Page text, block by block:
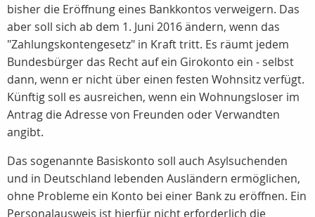
bisher die Eröffnung eines Bankkontos verweigern. Das
aber soll sich ab dem 1. Juni 2016 ändern, wenn das
"Zahlungskontengesetz" in Kraft tritt. Es räumt jedem
Bundesbürger das Recht auf ein Girokonto ein - selbst
dann, wenn er nicht über einen festen Wohnsitz verfügt.
Künftig soll es ausreichen, wenn ein Wohnungsloser im
Antrag die Adresse von Freunden oder Verwandten
angibt.
Das sogenannte Basiskonto soll auch Asylsuchenden
und in Deutschland lebenden Ausländern ermöglichen,
ohne Probleme ein Konto bei einer Bank zu eröffnen. Ein
Personalausweis ist hierfür nicht erforderlich die